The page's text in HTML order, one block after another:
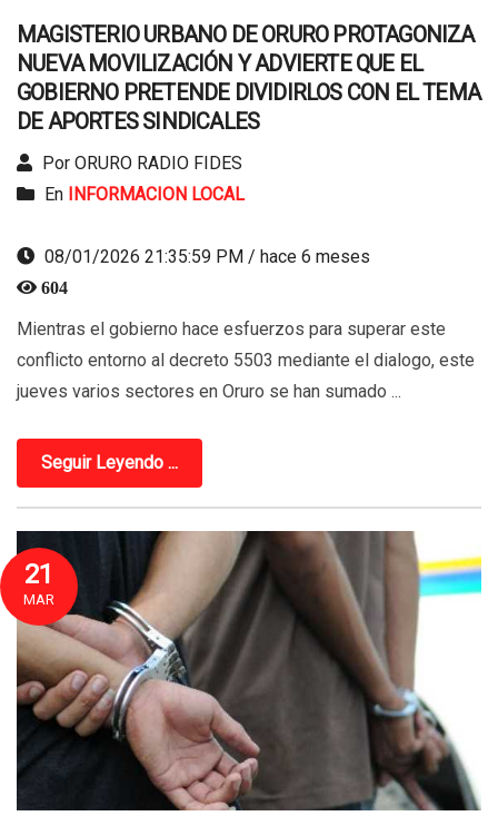
MAGISTERIO URBANO DE ORURO PROTAGONIZA
NUEVA MOVILIZACIÓN Y ADVIERTE QUE EL
GOBIERNO PRETENDE DIVIDIRLOS CON EL TEMA
DE APORTES SINDICALES
Por ORURO RADIO FIDES
En INFORMACION LOCAL
08/01/2026 21:35:59 PM / hace 6 meses
604
Mientras el gobierno hace esfuerzos para superar este
conflicto entorno al decreto 5503 mediante el dialogo, este
jueves varios sectores en Oruro se han sumado ...
Seguir Leyendo ...
21
MAR